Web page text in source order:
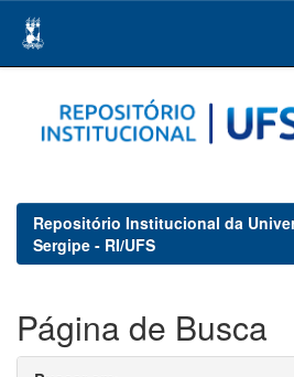
navigation
Repositório Institucional da
Sergipe - RI/UFS
Página de Busca